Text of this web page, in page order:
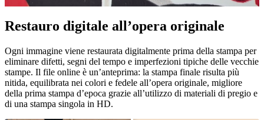
Pause
Restauro digitale all’opera originale
Ogni immagine viene restaurata digitalmente prima della stampa per
eliminare difetti, segni del tempo e imperfezioni tipiche delle vecchie
stampe. Il file online è un’anteprima: la stampa finale risulta più
nitida, equilibrata nei colori e fedele all’opera originale, migliore
della prima stampa d’epoca grazie all’utilizzo di materiali di pregio e
di una stampa singola in HD.